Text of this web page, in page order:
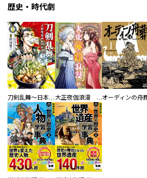
歴史・時代劇
刀剣乱舞～日本号つれづれ酒～ 大正夜伽浪漫 －金曜日の花嫁—オーディンの舟